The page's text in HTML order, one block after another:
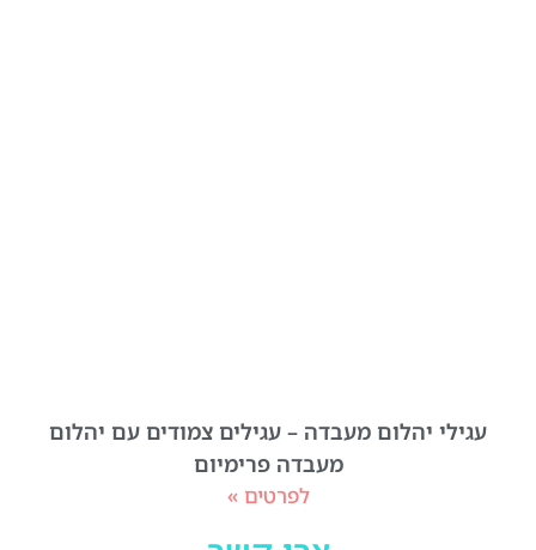
עגילי יהלום מעבדה – עגילים צמודים עם יהלום
מעבדה פרימיום
לפרטים »